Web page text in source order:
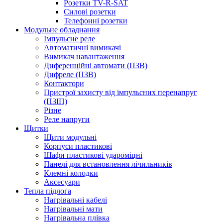
Розетки TV-R-SAT
Силові розетки
Телефонні розетки
Модульне обладнання
Імпульсне реле
Автоматичні вимикачі
Вимикач навантаження
Диференційні автомати (ПЗВ)
Дифреле (ПЗВ)
Контактори
Пристрої захисту від імпульсних перенапруг
(ПЗІП)
Різне
Реле напруги
Щитки
Щити модульні
Корпуси пластикові
Шафи пластикові удароміцні
Панелі для встановлення лічильників
Клемні колодки
Аксесуари
Тепла підлога
Нагрівальні кабелі
Нагрівальні мати
Нагрівальна плівка